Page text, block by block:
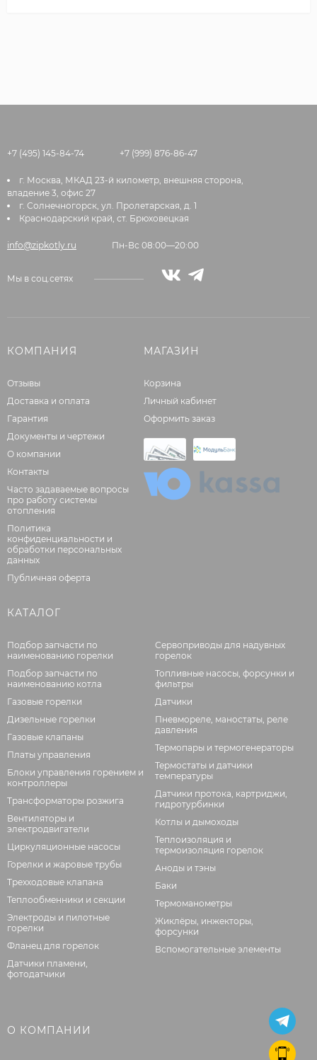
+7 (495) 145-84-74 +7 (999) 876-86-47
г. Москва, МКАД 23-й километр, внешняя сторона,
владение 3, офис 27
г. Солнечногорск, ул. Пролетарская, д. 1
Краснодарский край, ст. Брюховецкая
info@zipkotly.ru Пн-Вс 08:00—20:00
Мы в соц.сетях
КОМПАНИЯ
Отзывы
Доставка и оплата
Гарантия
Документы и чертежи
О компании
Контакты
Часто задаваемые вопросы
про работу системы
отопления
Политика
конфиденциальности и
обработки персональных
данных
Публичная оферта
МАГАЗИН
Корзина
Личный кабинет
Оформить заказ
КАТАЛОГ
Подбор запчасти по
наименованию горелки
Подбор запчасти по
наименованию котла
Газовые горелки
Дизельные горелки
Газовые клапаны
Платы управления
Блоки управления горением и
контроллеры
Трансформаторы розжига
Вентиляторы и
электродвигатели
Циркуляционные насосы
Горелки и жаровые трубы
Трехходовые клапана
Теплообменники и секции
Электроды и пилотные
горелки
Фланец для горелок
Датчики пламени,
фотодатчики
Сервоприводы для надувных
горелок
Топливные насосы, форсунки и
фильтры
Датчики
Пневмореле, маностаты, реле
давления
Термопары и термогенераторы
Термостаты и датчики
температуры
Датчики протока, картриджи,
гидротурбинки
Котлы и дымоходы
Теплоизоляция и
термоизоляция горелок
Аноды и тэны
Баки
Термоманометры
Жиклёры, инжекторы,
форсунки
Вспомогательные элементы
О КОМПАНИИ